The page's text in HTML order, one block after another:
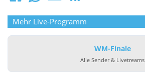
Mehr Live-Programm
WM-Finale
Alle Sender & Livetreams